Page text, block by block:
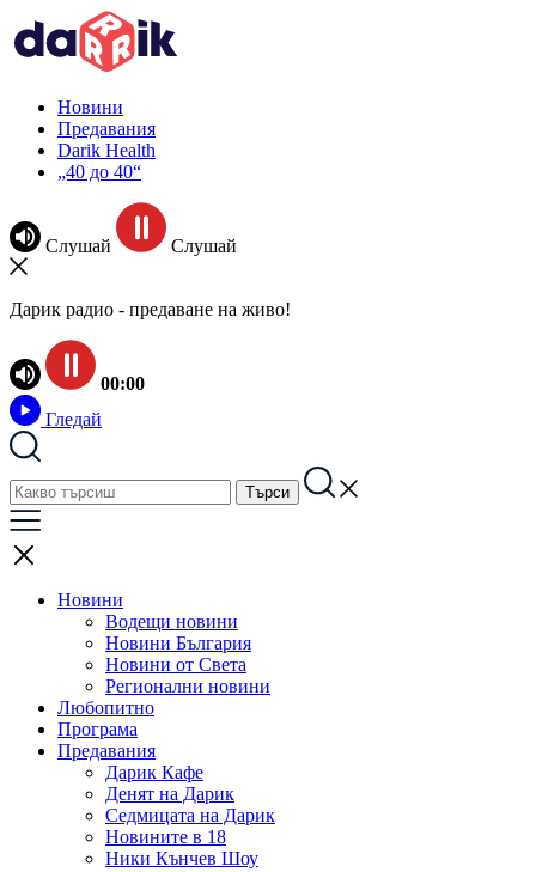
Новини
Предавания
Darik Health
„40 до 40“
Слушай Слушай
Дарик радио - предаване на живо!
00:00
Гледай
Новини
Водещи новини
Новини България
Новини от Света
Регионални новини
Любопитно
Програма
Предавания
Дарик Кафе
Денят на Дарик
Седмицата на Дарик
Новините в 18
Ники Кънчев Шоу